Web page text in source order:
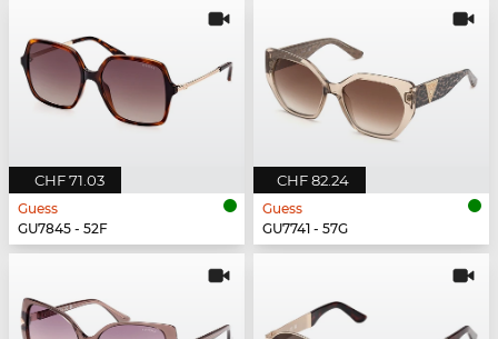
CHF 71.03
Guess
GU7845 - 52F
CHF 82.24
Guess
GU7741 - 57G